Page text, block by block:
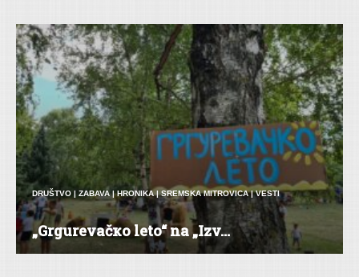
DRUŠTVO | ZABAVA|HRONIKA|SREMSKA MITROVICA|VESTI
„Grgurevačкo leto“ na „Izv...